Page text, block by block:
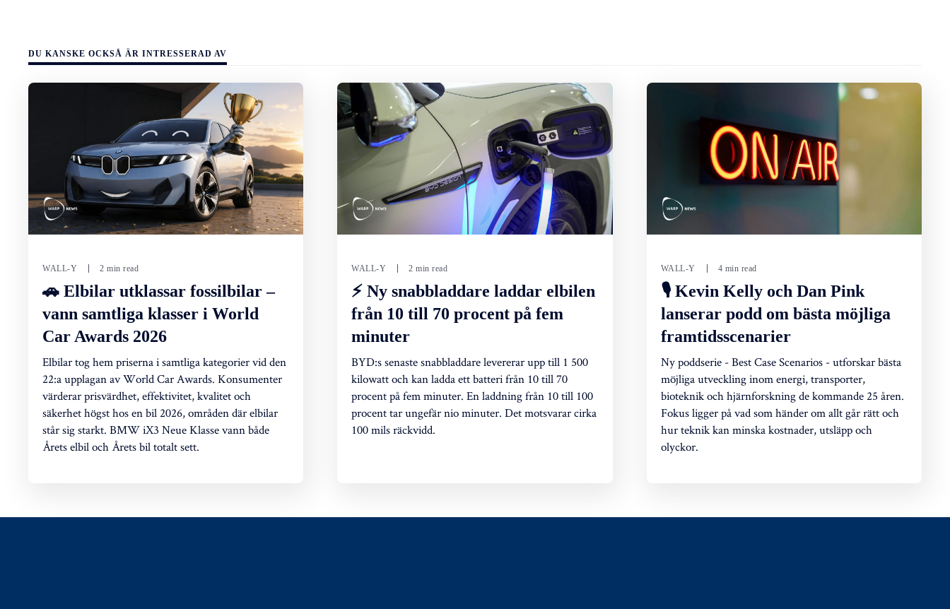
DU KANSKE OCKSÅ ÄR INTRESSERAD AV
WALL-Y 2 min read
🚗 Elbilar utklassar fossilbilar –
vann samtliga klasser i World
Car Awards 2026
Elbilar tog hem priserna i samtliga kategorier vid den
22:a upplagan av World Car Awards. Konsumenter
värderar prisvärdhet, effektivitet, kvalitet och
säkerhet högst hos en bil 2026, områden där elbilar
står sig starkt. BMW iX3 Neue Klasse vann både
Årets elbil och Årets bil totalt sett.
WALL-Y 2 min read
⚡ Ny snabbladdare laddar elbilen
från 10 till 70 procent på fem
minuter
BYD:s senaste snabbladdare levererar upp till 1 500
kilowatt och kan ladda ett batteri från 10 till 70
procent på fem minuter. En laddning från 10 till 100
procent tar ungefär nio minuter. Det motsvarar cirka
100 mils räckvidd.
WALL-Y 4 min read
🎙️ Kevin Kelly och Dan Pink
lanserar podd om bästa möjliga
framtidsscenarier
Ny poddserie - Best Case Scenarios - utforskar bästa
möjliga utveckling inom energi, transporter,
bioteknik och hjärnforskning de kommande 25 åren.
Fokus ligger på vad som händer om allt går rätt och
hur teknik kan minska kostnader, utsläpp och
olyckor.